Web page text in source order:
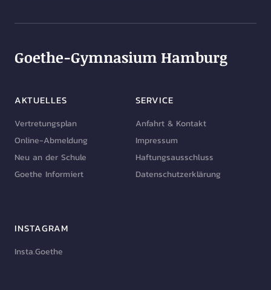
Goethe-Gymnasium Hamburg
AKTUELLES
Vertretungsplan
Online-Abmeldung
Neu an der Schule
Goethe Informiert
SERVICE
Anfahrt & Kontakt
Impressum
Haftungsausschluss
Datenschutzerklärung
INSTAGRAM
Insta.Goethe